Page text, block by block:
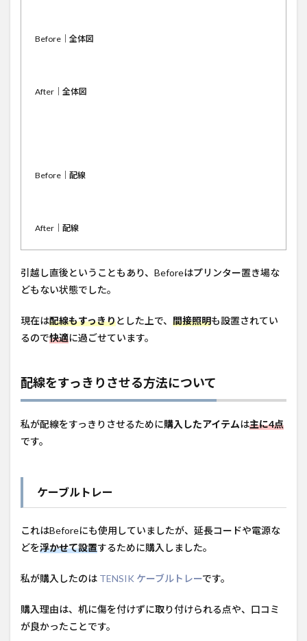
につ
ブル
結束
2.3
ブル
ップ
ブル
ボッ
間接
照明
置に
つい
て
ク周
りを
する
メリ
Before｜全体図
After｜全体図
Before｜配線
After｜配線
引越し直後ということもあり、Beforeはプリンター置き場な
どもない状態でした。
現在は配線もすっきりとした上で、 間接照明も設置されてい
るので快適に過ごせています。
配線をすっきりさせる方法について
私が配線をすっきりさせるために購入したアイテムは主に4点
です。
ケーブルトレー
これはBeforeにも使用していましたが、延長コードや電源な
どを浮かせて設置するために購入しました。
私が購入したのは TENSIK ケーブルトレーです。
購入理由は、机に傷を付けずに取り付けられる点や、口コミ
が良かったことです。